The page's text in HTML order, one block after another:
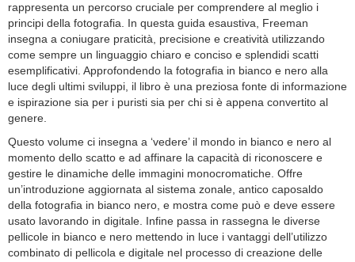
rappresenta un percorso cruciale per comprendere al meglio i
principi della fotografia. In questa guida esaustiva, Freeman
insegna a coniugare praticità, precisione e creatività utilizzando
come sempre un linguaggio chiaro e conciso e splendidi scatti
esemplificativi. Approfondendo la fotografia in bianco e nero alla
luce degli ultimi sviluppi, il libro è una preziosa fonte di informazione
e ispirazione sia per i puristi sia per chi si è appena convertito al
genere.
Questo volume ci insegna a ‘vedere’ il mondo in bianco e nero al
momento dello scatto e ad affinare la capacità di riconoscere e
gestire le dinamiche delle immagini monocromatiche. Offre
un’introduzione aggiornata al sistema zonale, antico caposaldo
della fotografia in bianco nero, e mostra come può e deve essere
usato lavorando in digitale. Infine passa in rassegna le diverse
pellicole in bianco e nero mettendo in luce i vantaggi dell’utilizzo
combinato di pellicola e digitale nel processo di creazione delle